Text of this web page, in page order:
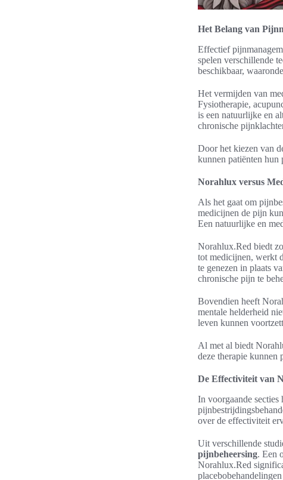
Het Belang van
Effectief
spelen verschillende
beschikbaar,
Het vermijden van
Fysiotherapie,
is een natuurlijke en
chronische
Door het kiezen van
kunnen patiënten hun
Norahlux versus
Als het gaat om
medicijnen de pijn
Een natuurlijke en
Norahlux.Red biedt
tot medicijnen, werkt
te genezen in plaats
chronische pijn te
Bovendien heeft
mentale helderheid
leven kunnen
Al met al biedt
deze therapie kunnen
De Effectiviteit van
In voorgaande
over de effectiviteit
Uit verschillende
pijnbeheersing. Een
Norahlux.Red